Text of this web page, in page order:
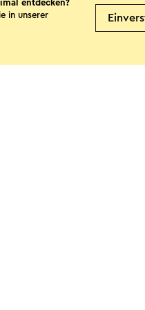
entdecken?
in unserer